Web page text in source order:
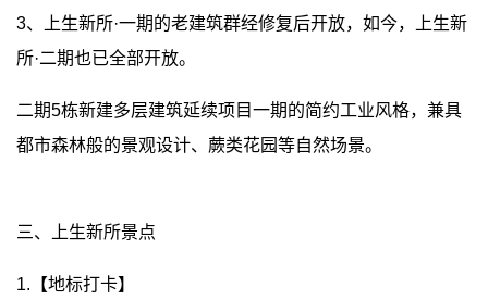
3、上生新所·一期的老建筑群经修复后开放，如今，上生新
所·二期也已全部开放。
二期5栋新建多层建筑延续项目一期的简约工业风格，兼具
都市森林般的景观设计、蕨类花园等自然场景。
三、上生新所景点
1.【地标打卡】